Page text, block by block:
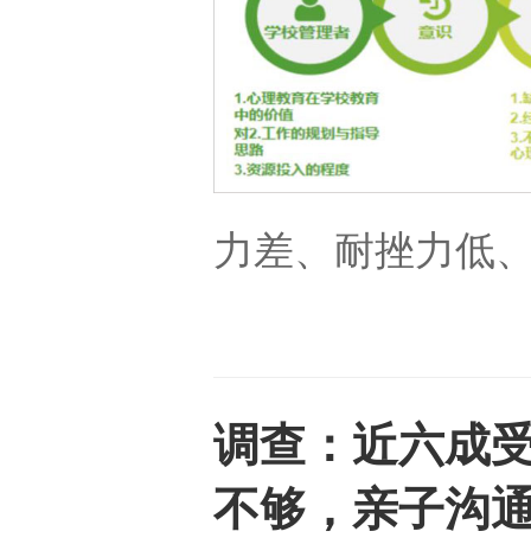
力差、耐挫力低
调查：近六成
不够，亲子沟